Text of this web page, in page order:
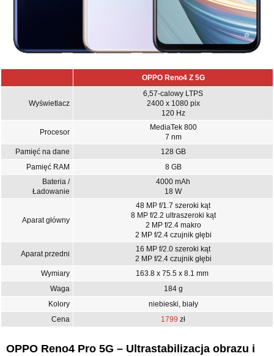
OPPO Reno4 Z 5G
Wyświetlacz
6,57-calowy LTPS
2400 x 1080 pix
120 Hz
Procesor
MediaTek 800
7 nm
Pamięć na dane
128 GB
Pamięć RAM
8 GB
Bateria /
Ładowanie
4000 mAh
18 W
Aparat główny
48 MP f/1.7 szeroki kąt
8 MP f/2.2 ultraszeroki kąt
2 MP f/2.4 makro
2 MP f/2.4 czujnik głębi
Aparat przedni
16 MP f/2.0 szeroki kąt
2 MP f/2.4 czujnik głębi
Wymiary
163.8 x 75.5 x 8.1 mm
Waga
184 g
Kolory
niebieski, biały
Cena
1799 zł
OPPO Reno4 Pro 5G – Ultrastabilizacja obrazu i